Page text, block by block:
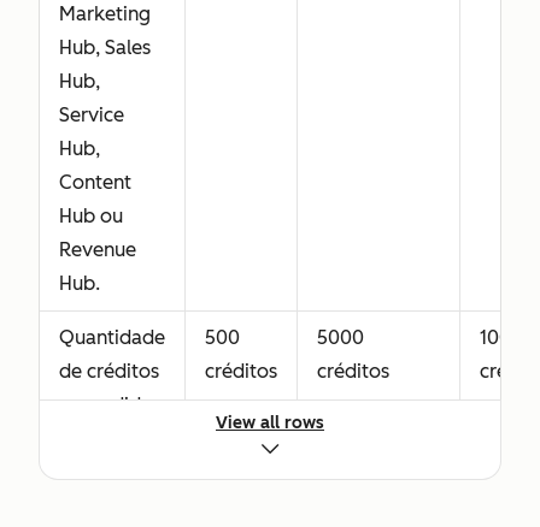
Principal.
Licença do
Revenue Hub
(anteriormente
licença do
Commerce
Hub)
acesso
Marketing
Hub, Sales
Hub,
Service
Hub,
Content
Hub ou
Revenue
Hub.
Quantidade
de créditos
concedidos
500
créditos
5000
créditos
10000
View all rows